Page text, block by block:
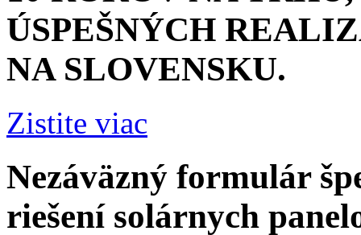
ÚSPEŠNÝCH
NA SLOVENSKU.
Zistite viac
Nezáväzný formulár
riešení solárnych